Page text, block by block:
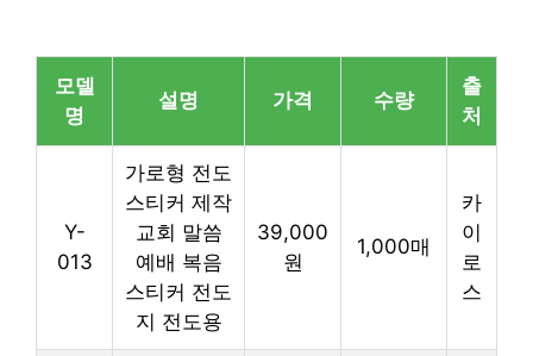
모델
명
설명 가격 수량
출
처
Y-
013
가로형 전도
스티커 제작
교회 말씀
예배 복음
스티커 전도
지 전도용
39,000
원
1,000매
카
이
로
스